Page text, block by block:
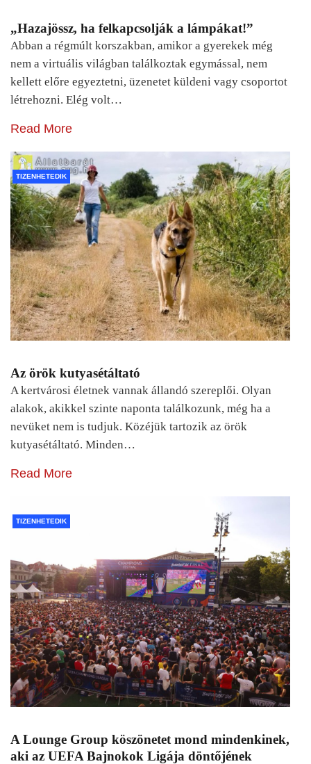
„Hazajössz, ha felkapcsolják a lámpákat!”
Abban a régmúlt korszakban, amikor a gyerekek még
nem a virtuális világban találkoztak egymással, nem
kellett előre egyeztetni, üzenetet küldeni vagy csoportot
létrehozni. Elég volt…
Read More
TIZENHETEDIK
Az örök kutyasétáltató
A kertvárosi életnek vannak állandó szereplői. Olyan
alakok, akikkel szinte naponta találkozunk, még ha a
nevüket nem is tudjuk. Közéjük tartozik az örök
kutyasétáltató. Minden…
Read More
TIZENHETEDIK
A Lounge Group köszönetet mond mindenkinek,
aki az UEFA Bajnokok Ligája döntőjének